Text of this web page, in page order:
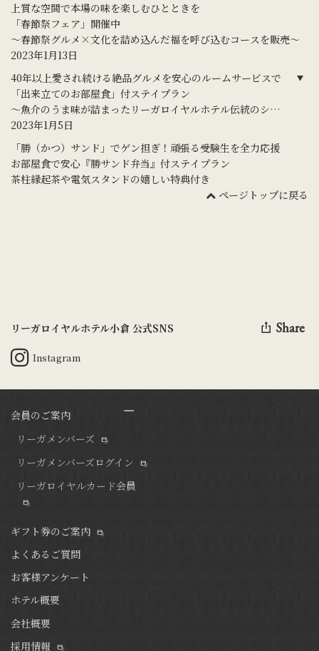
上質な空間で本場の味を楽しむひとときを
「春節祭フェア」開催中
～春節祭グルメ×文化を詰め込んだ福を呼び込むコースを販売～
2023年1月13日
40年以上愛され続ける絶品グルメを安心のルームサービスで
「出来立てのお部屋食」付ステイプラン
～魚介のうま味が詰まったリーガロイヤルホテル伝統のシー
フードピラフ御膳編～
2023年1月5日
「勝（かつ）サンド」でゲン担ぎ！頑張る受験生を全力応援
お部屋食で安心『勝サンド弁当』付ステイプラン
茶柱縁起茶や電気スタンドの嬉しい特典付き
ページトップに戻る
リーガロイヤルホテル小倉 公式SNS
Instagram
Share
会員のご案内
リーガメンバーズ
リーガメンバーズログイン
リーガロイヤルカード会員
ギフト券のご案内
よくあるご質問
お客様アンケート
ホテル概要
会社概要
採用情報